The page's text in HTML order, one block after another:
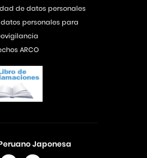
Japonesa
de datos personales
personales para
ARCO